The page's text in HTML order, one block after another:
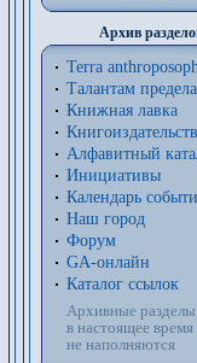
Архив
Terra
Талантам
Книжная лавка
Алфавитный
Инициативы
Календарь
Наш город
Форум
GA-онлайн
Каталог ссылок
Архивные разделы
в настоящее время
не наполняются